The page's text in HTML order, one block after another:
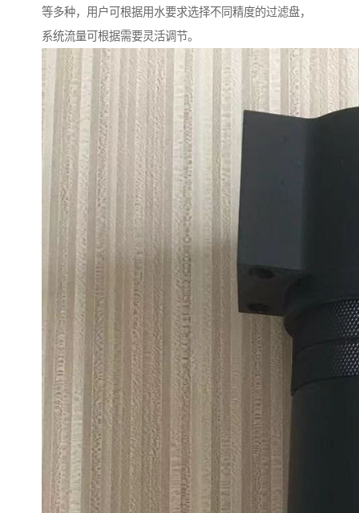
等多种，用户可根据用水要求选择不同精度的过滤盘，
系统流量可根据需要灵活调节。